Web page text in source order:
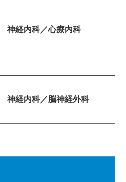
神経内科／心療内科
神経内科／脳神経外科